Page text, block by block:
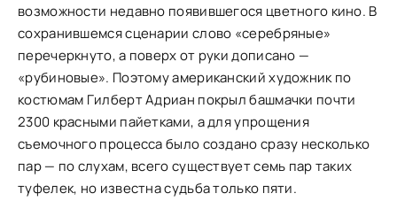
возможности недавно появившегося цветного кино. В
сохранившемся сценарии слово «серебряные»
перечеркнуто, а поверх от руки дописано —
«рубиновые». Поэтому американский художник по
костюмам Гилберт Адриан покрыл башмачки почти
2300 красными пайетками, а для упрощения
съемочного процесса было создано сразу несколько
пар — по слухам, всего существует семь пар таких
туфелек, но известна судьба только пяти.